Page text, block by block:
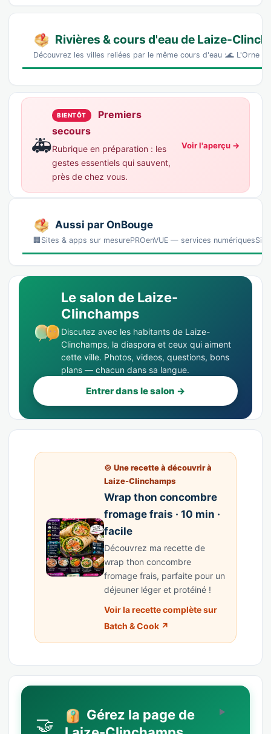
Rivières & cours d'eau de Laize-
Découvrez les villes reliées par le même cours d'eau :🌊 L'Orne —
🚑
BIENTÔT
Premiers
secours
Rubrique en préparation : les
gestes essentiels qui sauvent,
près de chez vous.
Voir l'aperçu →
Aussi par OnBouge
🏢Sites & apps sur mesurePROenVUE — services
Le salon de Laize-
Clinchamps
Discutez avec les habitants de Laize-
Clinchamps, la diaspora et ceux qui aiment
cette ville. Photos, videos, questions, bons
plans — chacun dans sa langue.
Entrer dans le salon →
🍲 Une recette à découvrir à
Laize-Clinchamps
Wrap thon concombre
fromage frais · 10 min ·
facile
Découvrez ma recette de
wrap thon concombre
fromage frais, parfaite pour un
déjeuner léger et protéiné !
Voir la recette complète sur
Batch & Cook ↗
🤝
Gérez la page de